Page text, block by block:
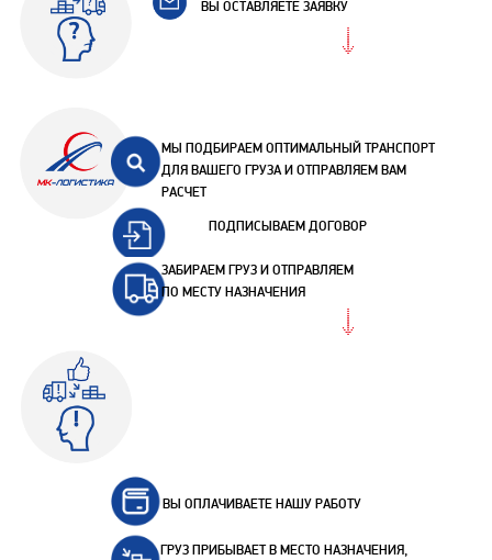
ВЫ ОСТАВЛЯЕТЕ ЗАЯВКУ
МЫ ПОДБИРАЕМ ОПТИМАЛЬНЫЙ ТРАНСПОРТ
ДЛЯ ВАШЕГО ГРУЗА И ОТПРАВЛЯЕМ ВАМ
РАСЧЕТ
ПОДПИСЫВАЕМ ДОГОВОР
ЗАБИРАЕМ ГРУЗ И ОТПРАВЛЯЕМ
ПО МЕСТУ НАЗНАЧЕНИЯ
ВЫ ОПЛАЧИВАЕТЕ НАШУ РАБОТУ
ГРУЗ ПРИБЫВАЕТ В МЕСТО НАЗНАЧЕНИЯ,